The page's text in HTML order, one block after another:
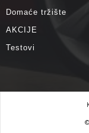
Domaće tržište
AKCIJE
Testovi